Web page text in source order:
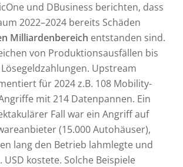
und DBusiness berichten, dass
2022–2024 bereits Schäden
Milliardenbereich entstanden sind.
von Produktionsausfällen bis
Upstream
für 2024 z.B. 108 Mobility-
mit 214 Datenpannen. Ein
Fall war ein Angriff auf
(15.000 Autohäuser),
lang den Betrieb lahmlegte und
kostete. Solche Beispiele